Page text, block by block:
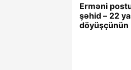
Erməni
şəhid – 22
döyüşçünün